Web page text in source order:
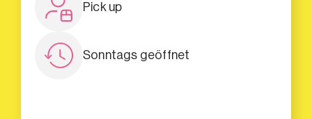
Pick up
Sonntags geöffnet